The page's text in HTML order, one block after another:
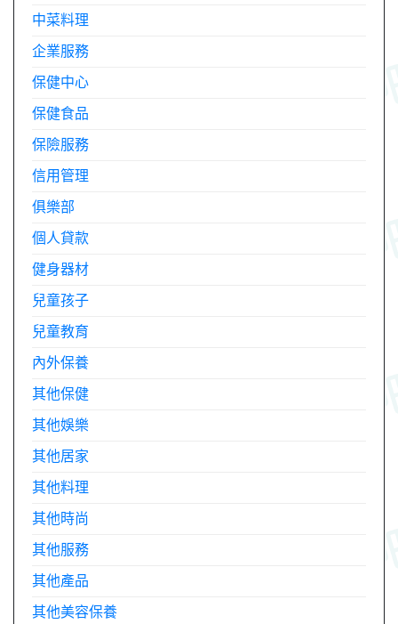
中菜料理
企業服務
保健中心
保健食品
保險服務
信用管理
俱樂部
個人貸款
健身器材
兒童孩子
兒童教育
內外保養
其他保健
其他娛樂
其他居家
其他料理
其他時尚
其他服務
其他產品
其他美容保養